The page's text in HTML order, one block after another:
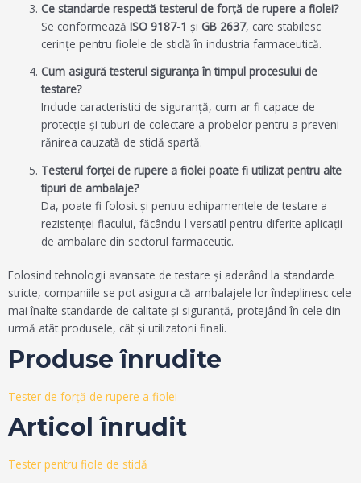
Ce standarde respectă testerul de forță de rupere a fiolei?
Se conformeazăISO 9187-1 şi GB 2637, care stabilesc
cerințe pentru fiolele de sticlă în industria farmaceutică.
Cum asigură testerul siguranța în timpul procesului de
testare?
Include caracteristici de siguranță, cum ar fi capace de
protecție și tuburi de colectare a probelor pentru a preveni
rănirea cauzată de sticlă spartă.
Testerul forței de rupere a fiolei poate fi utilizat pentru alte
tipuri de ambalaje?
Da, poate fi folosit și pentru echipamentele de testare a
rezistenței flacului, făcându-l versatil pentru diferite aplicații
de ambalare din sectorul farmaceutic.
Folosind tehnologii avansate de testare și aderând la standarde
stricte, companiile se pot asigura că ambalajele lor îndeplinesc cele
mai înalte standarde de calitate și siguranță, protejând în cele din
urmă atât produsele, cât și utilizatorii finali.
Produse înrudite
Tester de forță de rupere a fiolei
Articol înrudit
Tester pentru fiole de sticlă